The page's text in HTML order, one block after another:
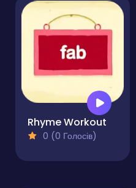
Rhyme Workout
0 (0 Голосів)